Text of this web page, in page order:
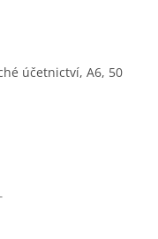
účetnictví, A6, 50